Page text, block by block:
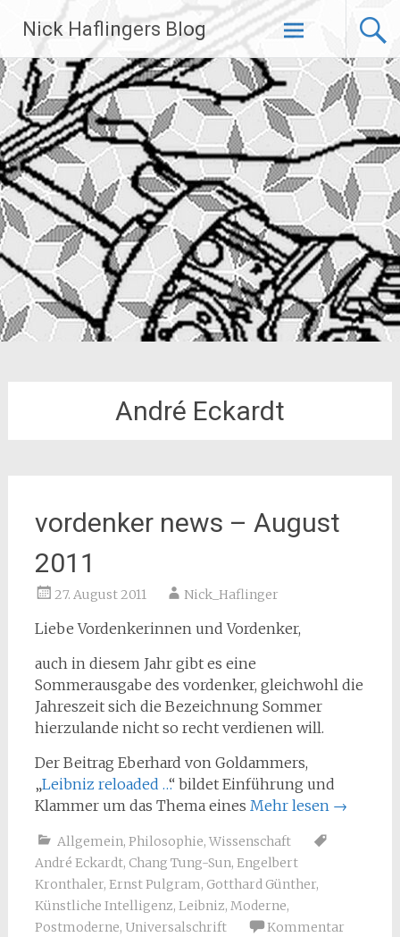
Inhalt
springen
Nick Haflingers Blog
André Eckardt
vordenker news – August
2011
27. August 2011 Nick_Haflinger
Liebe Vordenkerinnen und Vordenker,
auch in diesem Jahr gibt es eine
Sommerausgabe des vordenker, gleichwohl die
Jahreszeit sich die Bezeichnung Sommer
hierzulande nicht so recht verdienen will.
Der Beitrag Eberhard von Goldammers,
„Leibniz reloaded …“ bildet Einführung und
Klammer um das Thema eines Mehr lesen →
Allgemein, Philosophie, Wissenschaft
André Eckardt, Chang Tung-Sun, Engelbert
Kronthaler, Ernst Pulgram, Gotthard Günther,
Künstliche Intelligenz, Leibniz, Moderne,
Postmoderne, Universalschrift
Kommentar